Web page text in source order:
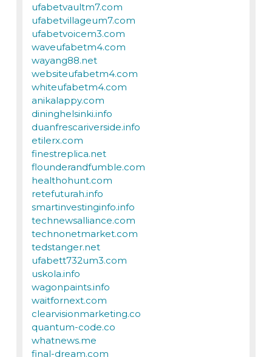
ufabetvaultm7.com
ufabetvillageum7.com
ufabetvoicem3.com
waveufabetm4.com
wayang88.net
websiteufabetm4.com
whiteufabetm4.com
anikalappy.com
dininghelsinki.info
duanfrescariverside.info
etilerx.com
finestreplica.net
flounderandfumble.com
healthohunt.com
retefuturah.info
smartinvestinginfo.info
technewsalliance.com
technonetmarket.com
tedstanger.net
ufabett732um3.com
uskola.info
wagonpaints.info
waitfornext.com
clearvisionmarketing.co
quantum-code.co
whatnews.me
final-dream.com